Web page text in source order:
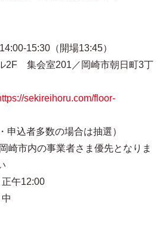
15:30（開場13:45）
2F 集会室201／岡崎市朝日町3丁
sekireihoru.com/floor-
申込者多数の場合は抽選）
崎市内の事業者さま優先となりま
午12:00